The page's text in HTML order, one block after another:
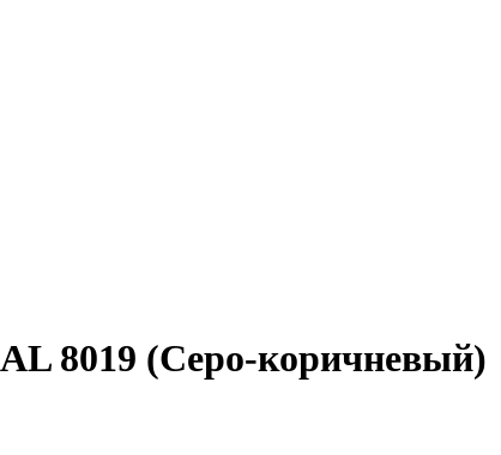
8019 (Серо-коричневый)